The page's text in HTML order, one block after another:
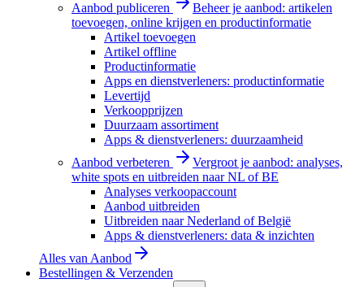
Aanbod publiceren
Beheer je aanbod: artikelen
toevoegen, online krijgen en productinformatie
Artikel toevoegen
Artikel offline
Productinformatie
Apps en dienstverleners: productinformatie
Levertijd
Verkoopprijzen
Duurzaam assortiment
Apps & dienstverleners: duurzaamheid
Aanbod verbeteren
Vergroot je aanbod: analyses,
white spots en uitbreiden naar NL of BE
Analyses verkoopaccount
Aanbod uitbreiden
Uitbreiden naar Nederland of België
Apps & dienstverleners: data & inzichten
Alles van Aanbod
Bestellingen & Verzenden